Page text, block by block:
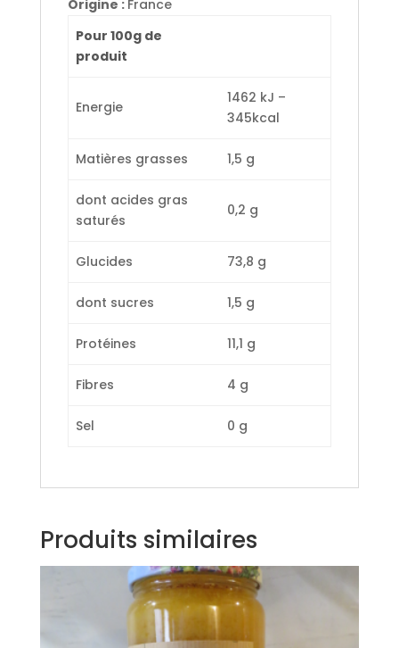
Origine : France
Pour 100g de
produit
Energie
1462 kJ –
345kcal
Matières grasses 1,5 g
dont acides gras
saturés
0,2 g
Glucides 73,8 g
dont sucres 1,5 g
Protéines 11,1 g
Fibres 4 g
Sel 0 g
Produits similaires